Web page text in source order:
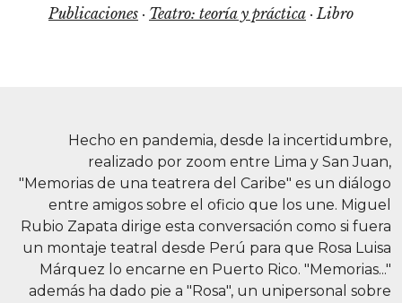
Publicaciones · Teatro: teoría y práctica · Libro
Hecho en pandemia, desde la incertidumbre,
realizado por zoom entre Lima y San Juan,
"Memorias de una teatrera del Caribe" es un diálogo
entre amigos sobre el oficio que los une. Miguel
Rubio Zapata dirige esta conversación como si fuera
un montaje teatral desde Perú para que Rosa Luisa
Márquez lo encarne en Puerto Rico. "Memorias..."
además ha dado pie a "Rosa", un unipersonal sobre